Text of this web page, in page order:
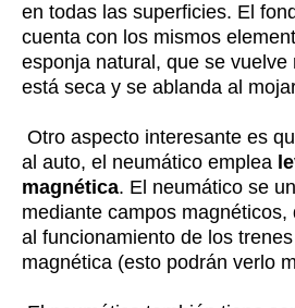
en todas las superficies. El
cuenta con los mismos
esponja natural, que se vuelve
está seca y se ablanda al
Otro aspecto interesante es
al auto, el neumático emplea
magnética. El neumático se
mediante campos magnéticos,
al funcionamiento de los
magnética (esto podrán verlo